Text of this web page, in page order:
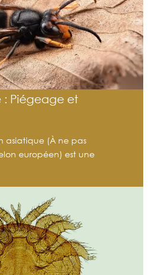
: Piégeage et
asiatique (À ne pas
européen) est une